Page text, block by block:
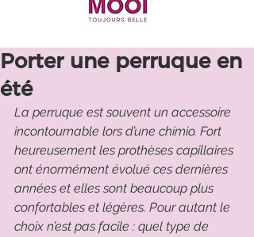
Porter une perruque en
été
La perruque est souvent un accessoire
incontournable lors d’une chimio. Fort
heureusement les prothèses capillaires
ont énormément évolué ces dernières
années et elles sont beaucoup plus
confortables et légères. Pour autant le
choix n’est pas facile : quel type de